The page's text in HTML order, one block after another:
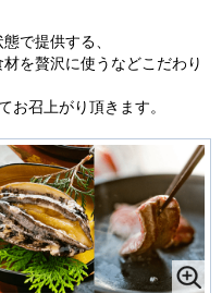
で提供する、
を贅沢に使うなどこだわり
お召上がり頂きます。